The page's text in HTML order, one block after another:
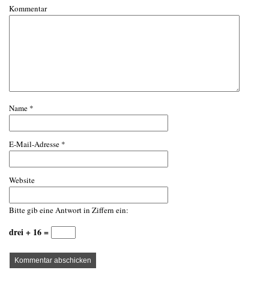
Kommentar
Name *
E-Mail-Adresse *
Website
Bitte gib eine Antwort in Ziffern ein:
drei + 16 =